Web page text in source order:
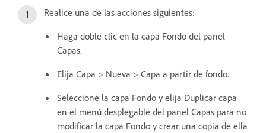
Realice una de las acciones siguientes:
Haga doble clic en la capa Fondo del panel
Capas.
Elija Capa > Nueva > Capa a partir de fondo.
Seleccione la capa Fondo y elija Duplicar capa
en el menú desplegable del panel Capas para no
modificar la capa Fondo y crear una copia de ella